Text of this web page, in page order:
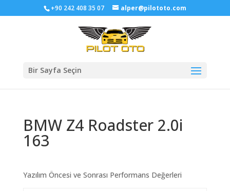
+90 242 408 35 07 alper@pilototo.com
Bir Sayfa Seçin
BMW Z4 Roadster 2.0i
163
Yazılım Öncesi ve Sonrası Performans Değerleri